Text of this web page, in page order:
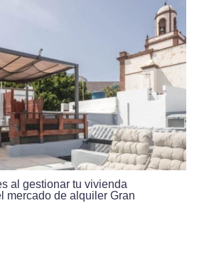
al gestionar tu vivienda
mercado de alquiler Gran